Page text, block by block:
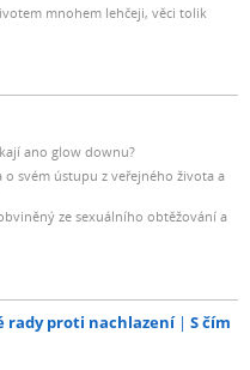
mnohem lehčeji, věci tolik
ano glow downu?
svém ústupu z veřejného života a
ze sexuálního obtěžování a
rady proti nachlazení
S čím